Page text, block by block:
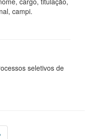
campi.
seletivos de